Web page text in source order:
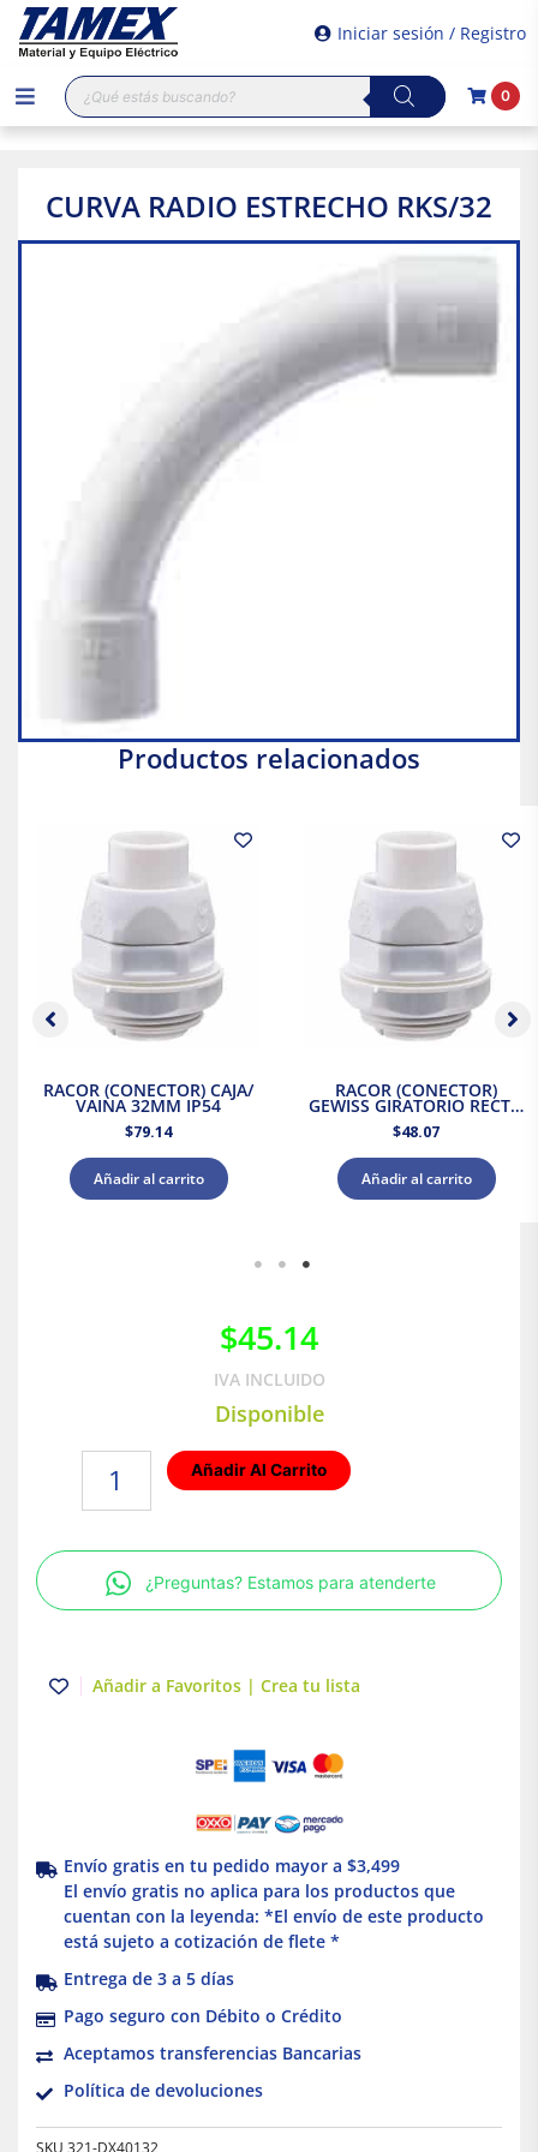
Iniciar sesión / Registro
Búsqueda
de
productos
0
CURVA RADIO ESTRECHO RKS/32
Productos relacionados
RACOR (CONECTOR) CAJA/
VAINA 32MM IP54
$79.14
Añadir al carrito
RACOR (CONECTOR)
GEWISS GIRATORIO RECTO
CON PASO METRICO IP54
25MM
$48.07
Añadir al carrito
$45.14
IVA INCLUIDO
Disponible
ESTRECHO
cantidad
Añadir Al Carrito
¿Preguntas? Estamos para atenderte
Añadir a Favoritos | Crea tu lista
Envío gratis en tu pedido mayor a $3,499
El envío gratis no aplica para los productos que
cuentan con la leyenda: *El envío de este producto
está sujeto a cotización de flete *
Entrega de 3 a 5 días
Pago seguro con Débito o Crédito
Aceptamos transferencias Bancarias
Política de devoluciones
SKU 321-DX40132